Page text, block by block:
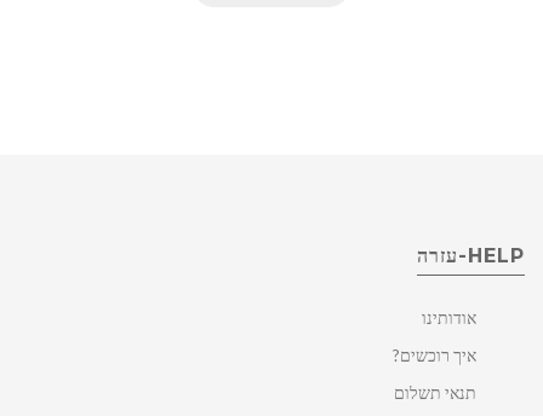
HELP-עזרה
אודותינו
איך רוכשים?
תנאי תשלום